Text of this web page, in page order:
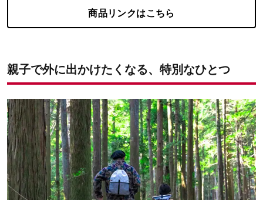
商品リンクはこちら
親子で外に出かけたくなる、特別なひとつ